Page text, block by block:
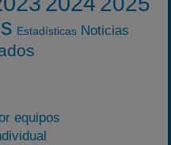
Estadísticas Noticias
equipos